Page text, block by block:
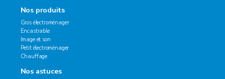
Nos produits
Gros électroménager
Encastrable
Image et son
Petit électroménager
Chauffage
Nos astuces